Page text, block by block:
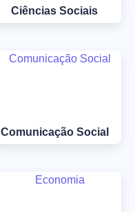
Ciências Sociais
Comunicação Social